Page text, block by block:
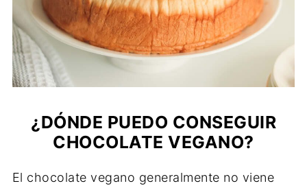
¿DÓNDE PUEDO CONSEGUIR
CHOCOLATE VEGANO?
El chocolate vegano generalmente no viene